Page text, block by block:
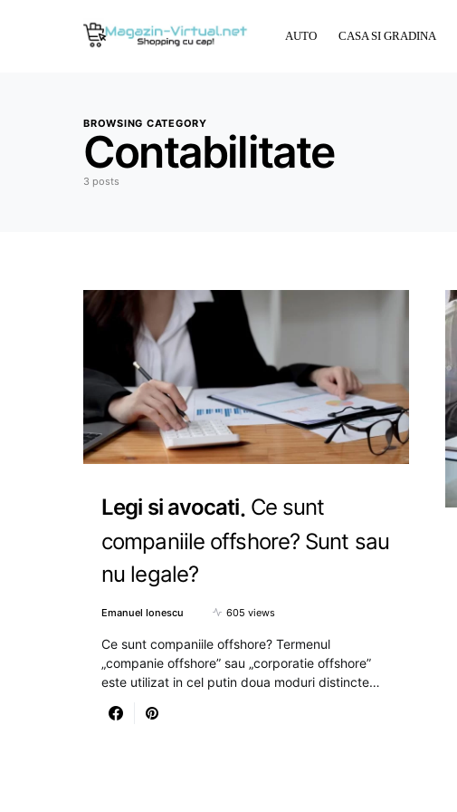
AUTO CASA SI GRADINA
BROWSING CATEGORY
Contabilitate
3 posts
Legi si avocati Ce sunt
companiile offshore? Sunt sau
nu legale?
Emanuel Ionescu 605 views
Ce sunt companiile offshore? Termenul
„companie offshore” sau „corporatie offshore”
este utilizat in cel putin doua moduri distincte…